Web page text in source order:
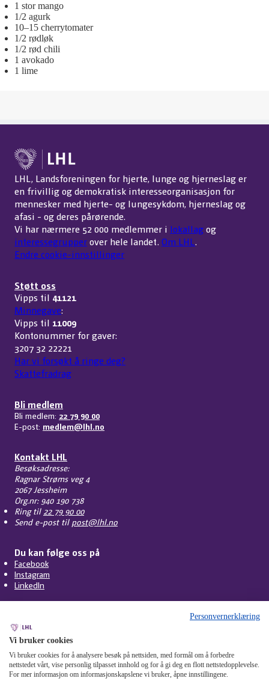
1 stor mango
1/2 agurk
10–15 cherrytomater
1/2 rødløk
1/2 rød chili
1 avokado
1 lime
LHL, Landsforeningen for hjerte, lunge og hjerneslag er
en frivillig og demokratisk interesseorganisasjon for
mennesker med hjerte- og lungesykdom, hjerneslag og
afasi - og deres pårørende.
Vi har nærmere 52 000 medlemmer i lokallagog
interessegrupperover hele landet. Om LHL.
Endre cookie-innstillinger
Støtt oss
Vipps til 41121
Minnegave:
Vipps til 11009
Kontonummer for gaver:
3207 32 22221
Har vi forsøkt å ringe deg?
Skattefradrag
Bli medlem
Bli medlem: 22 79 90 00
E-post: medlem@lhl.no
Kontakt LHL
Besøksadresse:
Ragnar Strøms veg 4
2067 Jessheim
Org.nr: 940 190 738
Ring til 22 79 90 00
Send e-post til post@lhl.no
Du kan følge oss på
Facebook
Instagram
LinkedIn
Personvernerklæring
Vi bruker cookies
Vi bruker cookies for å analysere besøk på nettsiden, med formål om å forbedre
nettstedet vårt, vise personlig tilpasset innhold og for å gi deg en flott nettstedopplevelse.
For mer informasjon om informasjonskapslene vi bruker, åpne innstillingene.